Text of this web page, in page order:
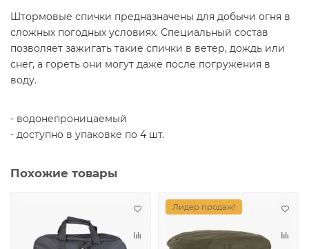
Штормовые спички предназначены для добычи огня в
сложных погодных условиях. Специальный состав
позволяет зажигать такие спички в ветер, дождь или
снег, а гореть они могут даже после погружения в
воду.
- водонепроницаемый
- доступно в упаковке по 4 шт.
Похожие товары
Лидер продаж!